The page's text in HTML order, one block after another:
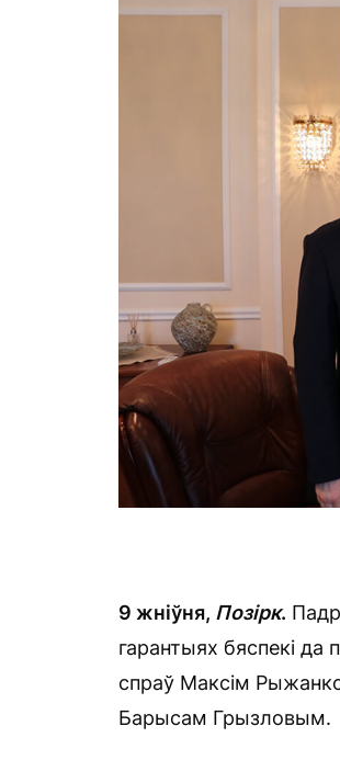
9 жніўня, Позірк.
гарантыях бяспекі да
спраў Максім
Барысам Грызловым.